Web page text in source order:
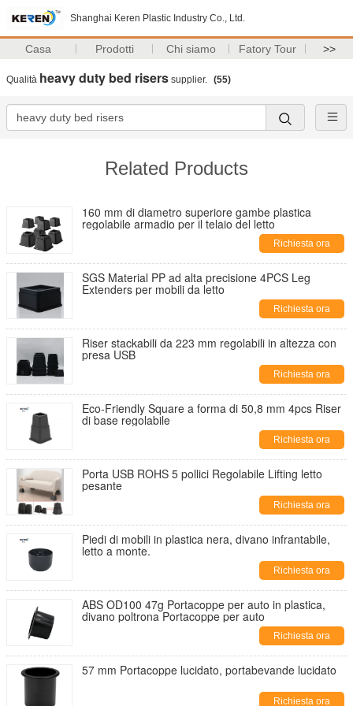
Shanghai Keren Plastic Industry Co., Ltd.
Casa Prodotti Chi siamo Fatory Tour >>
Qualità heavy duty bed risers supplier. (55)
Related Products
160 mm di diametro superiore gambe plastica
regolabile armadio per il telaio del letto
Richiesta ora
SGS Material PP ad alta precisione 4PCS Leg
Extenders per mobili da letto
Richiesta ora
Riser stackabili da 223 mm regolabili in altezza con
presa USB
Richiesta ora
Eco-Friendly Square a forma di 50,8 mm 4pcs Riser
di base regolabile
Richiesta ora
Porta USB ROHS 5 pollici Regolabile Lifting letto
pesante
Richiesta ora
Piedi di mobili in plastica nera, divano infrantabile,
letto a monte.
Richiesta ora
ABS OD100 47g Portacoppe per auto in plastica,
divano poltrona Portacoppe per auto
Richiesta ora
57 mm Portacoppe lucidato, portabevande lucidato
Richiesta ora